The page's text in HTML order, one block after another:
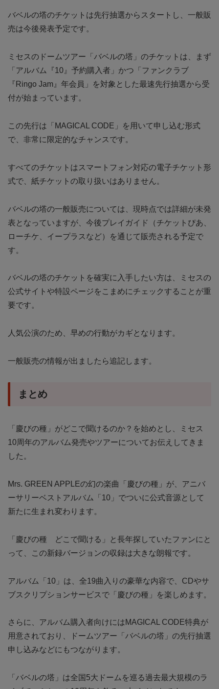
バベルの塔のチケットは先行抽選からスタートし、一般販
売は今後発表予定です。
ミセスのドームツアー「バベルの塔」のチケットは、まず
「アルバム『10』予約購入者」かつ「ファンクラブ
『Ringo Jam』年会員」を対象とした最速先行抽選から受
付が始まっています。
この先行は「MAGICAL CODE」を用いて申し込む形式
で、非常に限定的なチャンスです。
すべてのチケットはスマートフォン対応の電子チケット形
式で、紙チケットの取り扱いはありません。
バベルの塔の一般販売については、現時点では詳細が未発
表となっていますが、今後プレイガイド（チケットぴあ、
ローチケ、イープラスなど）を通じて販売される予定で
す。
バベルの塔のチケットを確実に入手したい方は、ミセスの
公式サイトや特設ページをこまめにチェックすることが重
要です。
人気公演のため、早めの行動がカギとなります。
一般販売の情報が出ましたら追記します。
まとめ
「慶びの種」がどこで聞けるのか？を始めとし、ミセス
10周年のアルバム発売やツアーについてお伝えしてきま
した。
Mrs. GREEN APPLEの幻の楽曲「慶びの種」が、アニバ
ーサリーベストアルバム「10」でついに公式音源として
新たに生まれ変わります。
「慶びの種 どこで聞ける」と長年探していたファンにと
って、この新録バージョンの収録は大きな朗報です。
アルバム「10」は、全19曲入りの豪華な内容で、CDやサ
ブスクリプションサービスで「慶びの種」を楽しめます。
さらに、アルバム購入者向けにはMAGICAL CODE特典が
用意されており、ドームツアー「バベルの塔」の先行抽選
申し込みなどにもつながります。
「バベルの塔」は全国5大ドームを巡る過去最大規模のラ